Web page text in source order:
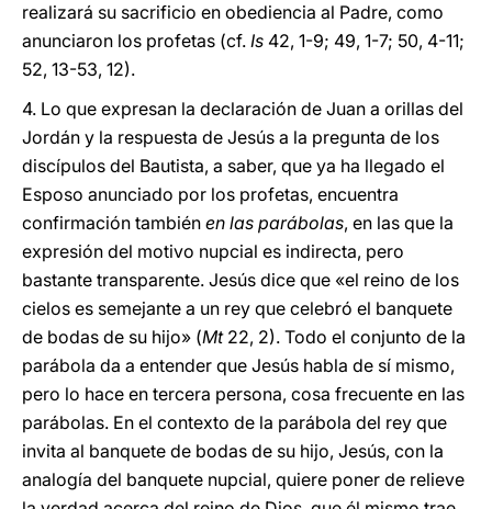
realizará su sacrificio en obediencia al Padre, como
anunciaron los profetas (cf. Is 42, 1-9; 49, 1-7; 50, 4-11;
52, 13-53, 12).
4. Lo que expresan la declaración de Juan a orillas del
Jordán y la respuesta de Jesús a la pregunta de los
discípulos del Bautista, a saber, que ya ha llegado el
Esposo anunciado por los profetas, encuentra
confirmación también en las parábolas, en las que la
expresión del motivo nupcial es indirecta, pero
bastante transparente. Jesús dice que «el reino de los
cielos es semejante a un rey que celebró el banquete
de bodas de su hijo» (Mt22, 2). Todo el conjunto de la
parábola da a entender que Jesús habla de sí mismo,
pero lo hace en tercera persona, cosa frecuente en las
parábolas. En el contexto de la parábola del rey que
invita al banquete de bodas de su hijo, Jesús, con la
analogía del banquete nupcial, quiere poner de relieve